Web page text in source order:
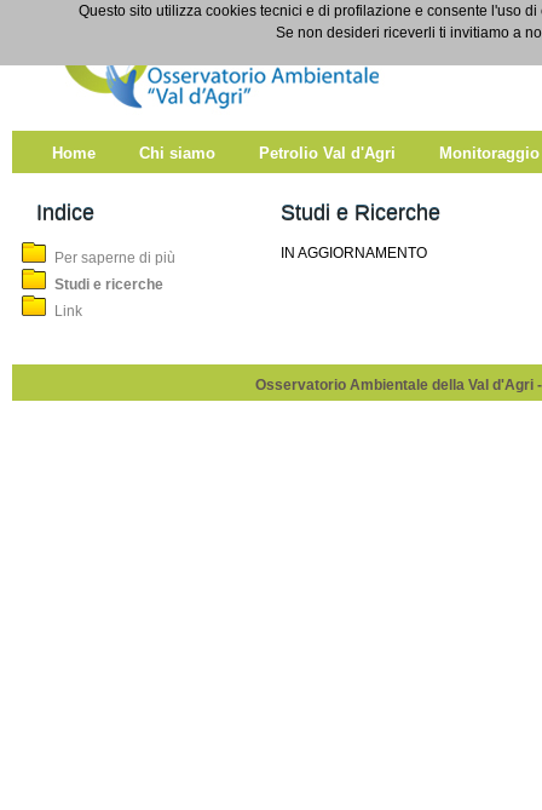
Salta al contenuto
Studi e ricerche
Home Chi siamo Petrolio Val d'Agri Monitoraggio
Indice
Per saperne di più
Studi e ricerche
Link
Studi e Ricerche
IN AGGIORNAMENTO
Osservatorio Ambientale della Val d'Agri
Questo sito utilizza cookies tecnici e di profilazione e consente l'uso
Se non desideri riceverli ti invitiamo a